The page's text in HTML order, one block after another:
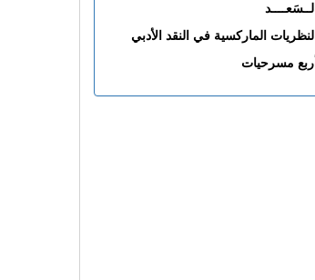
الــسَعــــد
النظريات الماركسية في النقد الأدبي
أربع مسرحيات